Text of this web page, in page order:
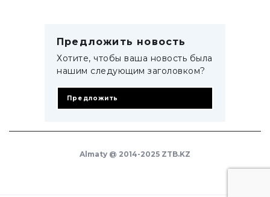
Предложить новость
Хотите, чтобы ваша новость была
нашим следующим заголовком?
Предложить
Almaty @ 2014-2025 ZTB.KZ